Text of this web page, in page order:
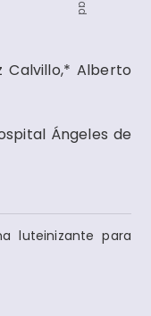
Calvillo,* Alberto
Ángeles de
luteinizante para